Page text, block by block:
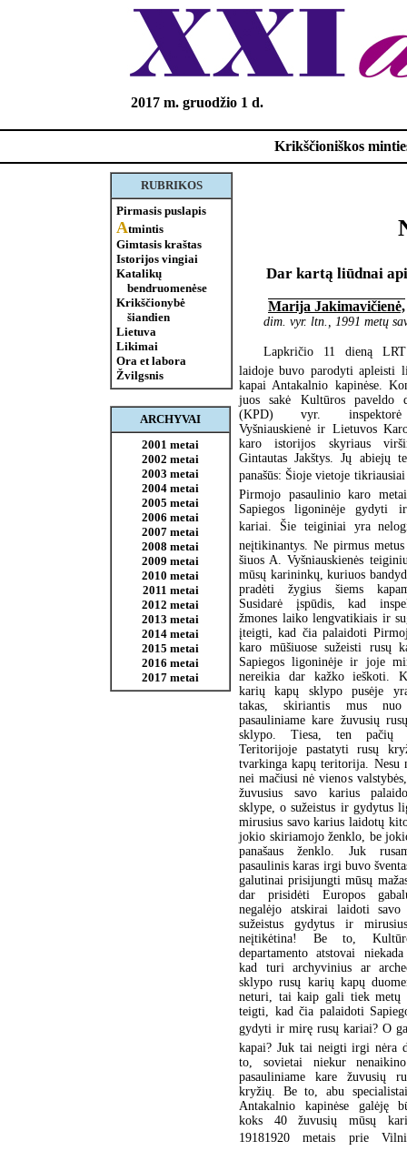
2017 m. gruodžio 1 d.
Krikščioniškos
RUBRIKOS
Pirmasis puslapis
Atmintis
Gimtasis kraštas
Istorijos vingiai
Katalikų
bendruomenėse
Krikščionybė
šiandien
Lietuva
Likimai
Ora et labora
Žvilgsnis
ARCHYVAI
2001 metai
2002 metai
2003 metai
2004 metai
2005 metai
2006 metai
2007 metai
2008 metai
2009 metai
2010 metai
2011 metai
2012 metai
2013 metai
2014 metai
2015 metai
2016 metai
2017 metai
Dar kartą liūdnai
Marija Jakimavičienė,
dim. vyr. ltn., 1991 metų
Lapkričio 11 dieną LRT
laidoje buvo parodyti apleisti
kapai Antakalnio kapinėse.
juos sakė Kultūros paveldo
(KPD) vyr. inspektorė
Vyšniauskienė ir Lietuvos
karo istorijos skyriaus
Gintautas Jakštys. Jų abiejų
panašūs: Šioje vietoje
Pirmojo pasaulinio karo
Sapiegos ligoninėje gydyti
kariai. Šie teiginiai yra
neįtikinantys. Ne pirmus
šiuos A. Vyšniauskienės
mūsų karininkų, kuriuos
pradėti žygius šiems
Susidarė įspūdis, kad
žmones laiko lengvatikiais ir
įteigti, kad čia palaidoti
karo mūšiuose sužeisti rusų
Sapiegos ligoninėje ir joje
nereikia dar kažko ieškoti.
karių kapų sklypo pusėje
takas, skiriantis mus nuo
pasauliniame kare žuvusių
sklypo. Tiesa, ten pačių
Teritorijoje pastatyti rusų
tvarkinga kapų teritorija. Nesu
nei mačiusi nė vienos
žuvusius savo karius
sklype, o sužeistus ir gydytus
mirusius savo karius laidotų
jokio skiriamojo ženklo, be
panašaus ženklo. Juk
pasaulinis karas irgi buvo
galutinai prisijungti mūsų
dar prisidėti Europos
negalėjo atskirai laidoti savo
sužeistus gydytus ir
neįtikėtina! Be to,
departamento atstovai
kad turi archyvinius ar
sklypo rusų karių kapų
neturi, tai kaip gali tiek metų
teigti, kad čia palaidoti
gydyti ir mirę rusų kariai? O
kapai? Juk tai neigti irgi nėra
to, sovietai niekur
pasauliniame kare žuvusių
kryžių. Be to, abu
Antakalnio kapinėse galėję
koks 40 žuvusių mūsų
19181920 metais prie